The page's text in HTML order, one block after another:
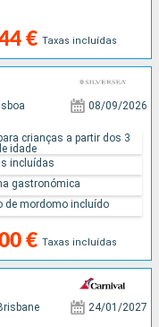
€ Taxas incluídas
08/09/2026
€ Taxas incluídas
crianças a partir dos 3
idade
incluídas
gastronómica
de mordomo incluído
24/01/2027